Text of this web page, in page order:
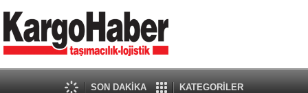
SON DAKİKA KATEGORİLER